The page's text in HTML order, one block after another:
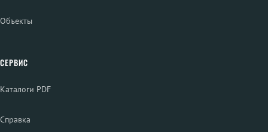
Объекты
СЕРВИС
Каталоги PDF
Справка